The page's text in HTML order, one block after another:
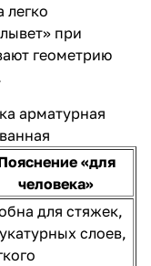
легко
при
геометрию
арматурная
«для
человека»
для стяжек,
слоев,